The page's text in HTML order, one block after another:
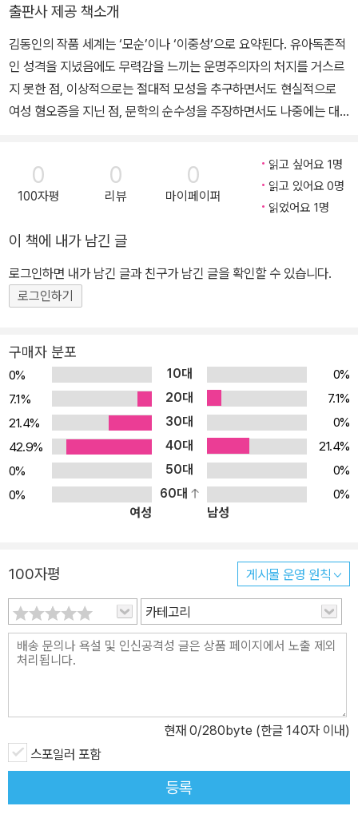
변을 확장시켰다는 평을 받는다. 소천비평문학상, 현대문학상(평론
부문), 팔봉비평문학상, 김환태평론문학상 등을 수상했다. 읽히는 평
론, 그 자체로 하나의 창작물인 평론을 지향했던 그의 글은 구조적이
고 논리적이면서도 활기 넘치는 비유와 뜨거운 열정으로 작가와 독자
모두의 사랑을 받았다. 2023년 9월 18일 별세했다.
출판사 제공 책소개
김동인의 작품 세계는 ‘모순’이나 ‘이중성’으로 요약된다. 유아독존적
인 성격을 지녔음에도 무력감을 느끼는 운명주의자의 처지를 거스르
지 못한 점, 이상적으로는 절대적 모성을 추구하면서도 현실적으로
여성 혐오증을 지닌 점, 문학의 순수성을 주장하면서도 나중에는 대
학이 형성되어 가는 미완성의 궤적 그 자체라고 볼 수 있다. ＜약한
자의 슬픔＞(1919)은 김동인의 첫 작품이다. 여기서 ‘약한 자’는 ‘강
엘니자벳트’다. 신식 교육을 받았으며, 조실부모한 고아다. 그녀는 왜
상황인데다가 의식적으로는 ‘리환’을 사랑하지만 가정교사로 있는 집
안의 K 남작에게 겁탈까지 당했기 때문이다. 송사까지 벌였으나 패소
한다. 이런 과정을 통해 ‘엘니자벳트’는 약육강식의 세계에 눈뜨게 되
고, 자존과 자립에 대한 자각을 통해 스스로 약한 자임을 앎으로써 비
김동인의 소설 중 형식상 완성도가 가장 높다. 한국 근대문학사상 첫
액자소설로, 1인칭 화자 ‘나’가 배따라기를 부르는 소리의 주인공을
찾아가 이야기를 듣는 겉이야기와, 영유 마을의 형제 이야기를 중심
으로 한 속이야기가 이중적으로 펼쳐지고 있다. 이런 액자 구성은 이
후 ＜광염소나타＞(1930)나 ＜광화사(狂畵師)＞(1935)에서도
지속적으로 활용된다. ＜감자＞(1925)는 김동인을 자연주의 계열
작가로 간주하게 하는 작품으로서, 환경결정론적인 시각에서 주인공
복녀의 도덕적 타락을 조명하고 있다. 칠성문 밖의 빈민굴을 무대로
말살해 가는지 냉정하게 묘사하고 있는 소설이다. 이런 비극의 과정
을 프로 문학적인 계급의식으로 풀지 않고, 또한 일제강점기 시대였
지만 민족의식으로도 풀어내지 않는 개성적 면모를 보여 준다. 단지
현실을 객관적으로 보면서 사실주의적인 기법으로 인간의 삶을 해부
한다는 자연주의적 특성이 잘 드러나고 있다. ＜발까락이 닮엇다＞(1
932)는 방탕한 성생활로 인해 성병에 걸려 생식 불능이 된 남자가 결
로 이 작품이다. 염상섭을 실제 모델로 했다는 소문이 돌아 발표 당시
부터 물의를 일으켰다. 여기서 주목할 것은 소설 속 M이 자기 자식일
수 없는 자식을 바라보며 ‘발가락이(라도) 닮았다’라고 합리화하는 의
식의 메커니즘이다. 실체적 진실이나 현실적 사회와 유리된 채 자기
유폐에 빠진 돈키호테의 희비극이 연출되고 있는 작품이 바로 ＜발까
0
100자평
0
리뷰
0
마이페이퍼
읽고 싶어요 1명
읽고 있어요 0명
읽었어요 1명
이 책에 내가 남긴 글
로그인하면 내가 남긴 글과 친구가 남긴 글을 확인할 수 있습니다.
로그인하기
구매자 분포
0% 10대
0%
7.1%
20대
7.1%
21.4%
30대
0%
42.9%
40대
21.4%
0%
50대
0%
0%
60대
0%
여성
남성
100자평 게시물 운영 원칙
카테고리
현재 0/280byte (한글 140자 이내)
스포일러 포함
등록